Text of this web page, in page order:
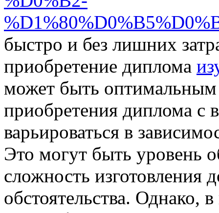
быстро и без лишних
приобретение диплома
может быть
приобретения диплома с
варьироваться в
Это могут быть уровень
сложность изготовления
обстоятельства. Однако,